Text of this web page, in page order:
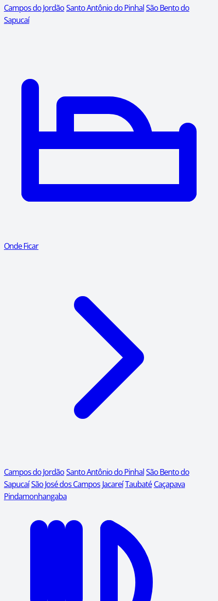
Campos do JordãoSanto Antônio do PinhalSão Bento do
Sapucaí
Onde Ficar
Campos do JordãoSanto Antônio do PinhalSão Bento do
SapucaíSão José dos Campos JacareíTaubaté Caçapava
Pindamonhangaba